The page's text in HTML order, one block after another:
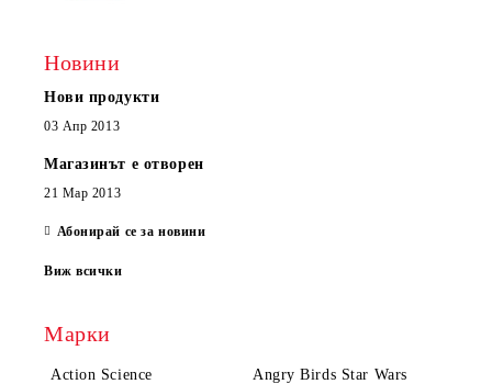
Новини
Нови продукти
03 Апр 2013
Магазинът е отворен
21 Мар 2013
Абонирай се за новини
Виж всички
Марки
Action Science Angry Birds Star Wars